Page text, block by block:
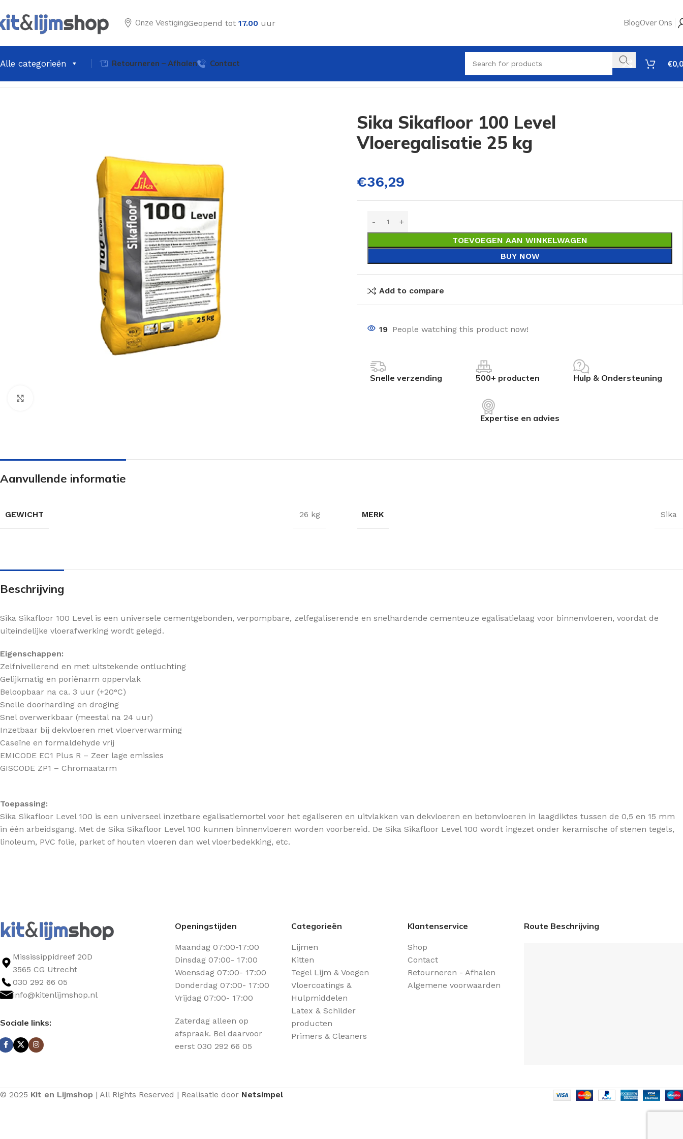
Onze VestigingGeopend tot 17.00 uur BlogOver Ons
Alle categorieën Retourneren – Afhalen Contact €
Sika Sikafloor 100 Level
Vloeregalisatie 25 kg
€36,29
TOEVOEGEN AAN WINKELWAGEN
BUY NOW
Add to compare
19 People watching this product now!
Snelle verzending 500+ producten Hulp & Ondersteuning
Expertise en advies
Aanvullende informatie
GEWICHT 26 kg MERK Sika
Beschrijving
Sika Sikafloor 100 Level is een universele cementgebonden, verpompbare, zelfegaliserende en snelhardende cementeuze egalisatielaag voor binnenvloeren, voordat de
uiteindelijke vloerafwerking wordt gelegd.
Eigenschappen:
Zelfnivellerend en met uitstekende ontluchting
Gelijkmatig en poriënarm oppervlak
Beloopbaar na ca. 3 uur (+20°C)
Snelle doorharding en droging
Snel overwerkbaar (meestal na 24 uur)
Inzetbaar bij dekvloeren met vloerverwarming
Caseïne en formaldehyde vrij
EMICODE EC1 Plus R – Zeer lage emissies
GISCODE ZP1 – Chromaatarm
Toepassing:
Sika Sikafloor Level 100 is een universeel inzetbare egalisatiemortel voor het egaliseren en uitvlakken van dekvloeren en betonvloeren in laagdiktes tussen de 0,5 en 15 mm
in één arbeidsgang. Met de Sika Sikafloor Level 100 kunnen binnenvloeren worden voorbereid. De Sika Sikafloor Level 100 wordt ingezet onder keramische of stenen tegels,
linoleum, PVC folie, parket of houten vloeren dan wel vloerbedekking, etc.
Mississippidreef 20D
3565 CG Utrecht
030 292 66 05
info@kitenlijmshop.nl
Sociale links:
Openingstijden
Maandag 07:00-17:00
Dinsdag 07:00- 17:00
Woensdag 07:00- 17:00
Donderdag 07:00- 17:00
Vrijdag 07:00- 17:00
Zaterdag alleen op
afspraak. Bel daarvoor
eerst 030 292 66 05
Categorieën
Lijmen
Kitten
Tegel Lijm & Voegen
Vloercoatings &
Hulpmiddelen
Latex & Schilder
producten
Primers & Cleaners
Klantenservice
Shop
Contact
Retourneren - Afhalen
Algemene voorwaarden
Route Beschrijving
© 2025 Kit en Lijmshop | All Rights Reserved | Realisatie door Netsimpel